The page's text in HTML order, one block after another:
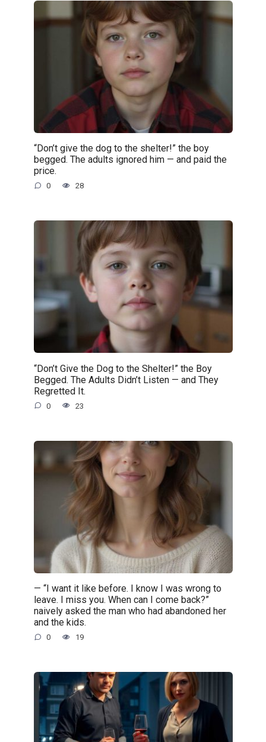
“Don’t give the dog to the shelter!” the boy
begged. The adults ignored him — and paid the
price.
0 28
“Don’t Give the Dog to the Shelter!” the Boy
Begged. The Adults Didn’t Listen — and They
Regretted It.
0 23
— “I want it like before. I know I was wrong to
leave. I miss you. When can I come back?”
naively asked the man who had abandoned her
and the kids.
0 19